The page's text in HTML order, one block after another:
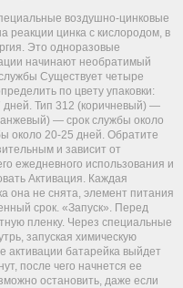
воздушно-цинковые
реакции цинка с кислородом, в
Это одноразовые
начинают необратимый
Существует четыре
по цвету упаковки:
Тип 312 (коричневый) —
— срок службы около
около 20-25 дней. Обратите
и зависит от
ежедневного использования и
Активация. Каждая
она не снята, элемент питания
срок. «Запуск». Перед
пленку. Через специальные
запуская химическую
активации батарейка выйдет
после чего начнется ее
остановить, даже если